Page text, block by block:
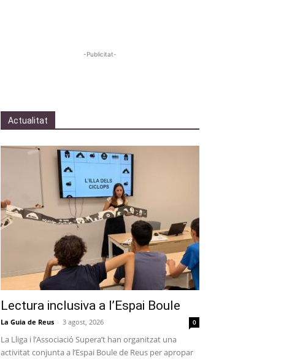
-Publicitat-
Actualitat
Lectura inclusiva a l’Espai Boule
La Guia de Reus - 3 agost, 2026 0
La Lliga i l’Associació Supera’t han organitzat una
activitat conjunta a l’Espai Boule de Reus per apropar